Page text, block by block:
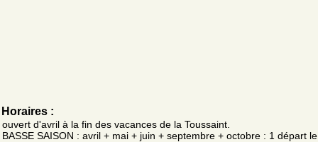
Horaires :
ouvert d'avril à la fin des vacances de la Toussaint.
BASSE SAISON : avril + mai + juin + septembre + octobre : 1 départ le